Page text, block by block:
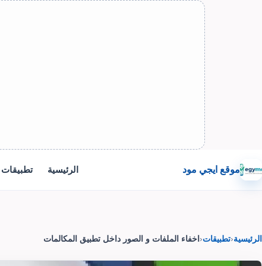
موقع ايجي مود الرئيسية تطبيقات
الرئيسية‹تطبيقات‹ اخفاء الملفات و الصور داخل تطبيق المكالمات